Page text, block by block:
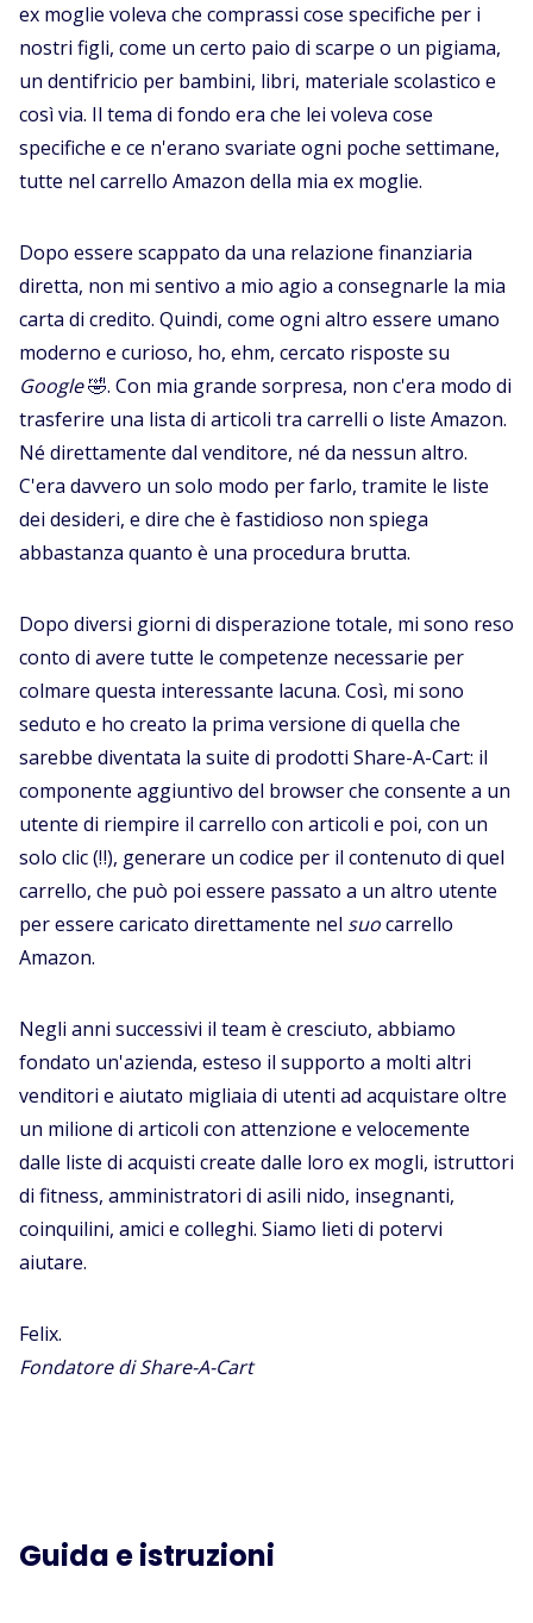
ex moglie voleva che comprassi cose specifiche per i
nostri figli, come un certo paio di scarpe o un pigiama,
un dentifricio per bambini, libri, materiale scolastico e
così via. Il tema di fondo era che lei voleva cose
specifiche e ce n'erano svariate ogni poche settimane,
tutte nel carrello Amazon della mia ex moglie.
Dopo essere scappato da una relazione finanziaria
diretta, non mi sentivo a mio agio a consegnarle la mia
carta di credito. Quindi, come ogni altro essere umano
moderno e curioso, ho, ehm, cercato risposte su
Google🤣. Con mia grande sorpresa, non c'era modo di
trasferire una lista di articoli tra carrelli o liste Amazon.
Né direttamente dal venditore, né da nessun altro.
C'era davvero un solo modo per farlo, tramite le liste
dei desideri, e dire che è fastidioso non spiega
abbastanza quanto è una procedura brutta.
Dopo diversi giorni di disperazione totale, mi sono reso
conto di avere tutte le competenze necessarie per
colmare questa interessante lacuna. Così, mi sono
seduto e ho creato la prima versione di quella che
sarebbe diventata la suite di prodotti Share-A-Cart: il
componente aggiuntivo del browser che consente a un
utente di riempire il carrello con articoli e poi, con un
solo clic (‼️), generare un codice per il contenuto di quel
carrello, che può poi essere passato a un altro utente
per essere caricato direttamente nel suocarrello
Amazon.
Negli anni successivi il team è cresciuto, abbiamo
fondato un'azienda, esteso il supporto a molti altri
venditori e aiutato migliaia di utenti ad acquistare oltre
un milione di articoli con attenzione e velocemente
dalle liste di acquisti create dalle loro ex mogli, istruttori
di fitness, amministratori di asili nido, insegnanti,
coinquilini, amici e colleghi. Siamo lieti di potervi
aiutare.
Felix.
Fondatore di Share-A-Cart
Guida e istruzioni